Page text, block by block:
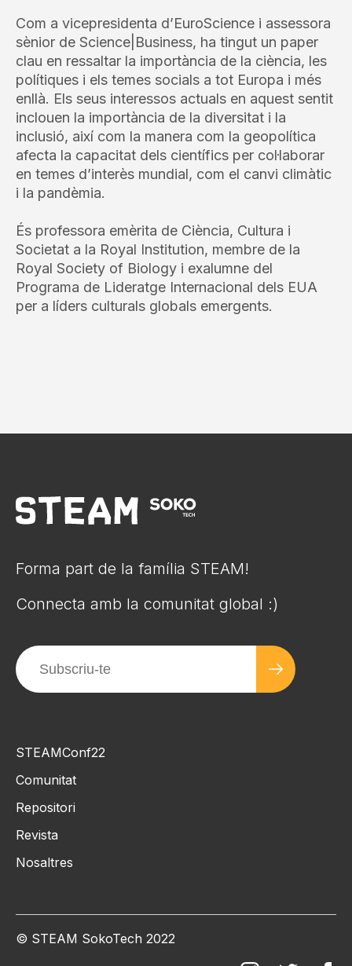
Com a vicepresidenta d’EuroScience i assessora
sènior de Science|Business, ha tingut un paper
clau en ressaltar la importància de la ciència, les
polítiques i els temes socials a tot Europa i més
enllà. Els seus interessos actuals en aquest sentit
inclouen la importància de la diversitat i la
inclusió, així com la manera com la geopolítica
afecta la capacitat dels científics per col·laborar
en temes d’interès mundial, com el canvi climàtic
i la pandèmia.
És professora emèrita de Ciència, Cultura i
Societat a la Royal Institution, membre de la
Royal Society of Biology i exalumne del
Programa de Lideratge Internacional dels EUA
per a líders culturals globals emergents.
Forma part de la família STEAM!
Connecta amb la comunitat global :)
STEAMConf22
Comunitat
Repositori
Revista
Nosaltres
© STEAM SokoTech 2022